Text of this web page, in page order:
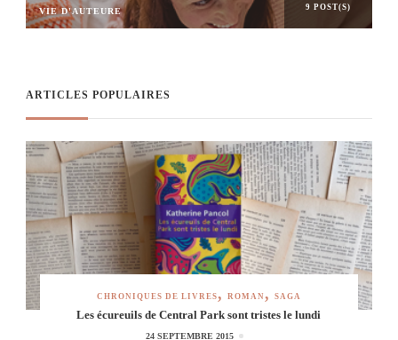
VIE D'AUTEURE 9 POST(S)
ARTICLES POPULAIRES
CHRONIQUES DE LIVRES ROMAN SAGA
Les écureuils de Central Park sont tristes le lundi
24 SEPTEMBRE 2015